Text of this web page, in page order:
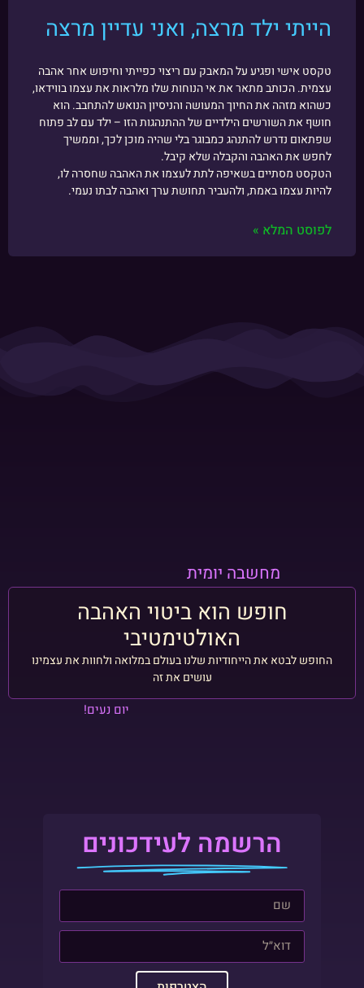
הייתי ילד מרצה, ואני עדיין מרצה
טקסט אישי ופגיע על המאבק עם ריצוי כפייתי וחיפוש אחר אהבה
עצמית. הכותב מתאר את אי הנוחות שלו מלראות את עצמו בווידאו,
כשהוא מזהה את החיוך המעושה והניסיון הנואש להתחבב. הוא
חושף את השורשים הילדיים של ההתנהגות הזו – ילד עם לב פתוח
שפתאום נדרש להתנהג כמבוגר בלי שהיה מוכן לכך, וממשיך
לחפש את האהבה והקבלה שלא קיבל.
הטקסט מסתיים בשאיפה לתת לעצמו את האהבה שחסרה לו,
להיות עצמו באמת, ולהעביר תחושת ערך ואהבה לבתו נעמי.
לפוסט המלא »
מחשבה יומית
חופש הוא ביטוי האהבה
האולטימטיבי
החופש לבטא את הייחודיות שלנו בעולם במלואה ולחוות את עצמינו
עושים את זה
יום נעים!
הרשמה לעידכונים